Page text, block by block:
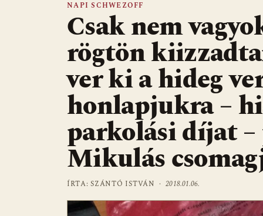
NAPI SCHWEZOFF
Csak nem
rögtön
ver ki a hideg
honlapjukra –
parkolási díjat
Mikulás
ÍRTA: SZÁNTÓ ISTVÁN ·2018.01.06.